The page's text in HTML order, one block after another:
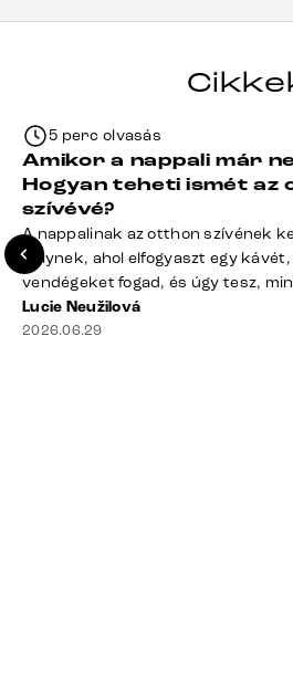
5 perc olvasás
Amikor a nappali már
Hogyan teheti ismét az
szívévé?
A nappalinak az otthon szívének
helynek, ahol elfogyaszt egy
vendégeket fogad, és úgy tesz,
rend lenne. A valóság? A takaró
a távirányító rejtélyes módon
Lucie Neužilová
2026.06.29